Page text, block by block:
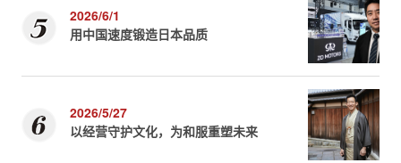
2026/6/1
用中国速度锻造日本品质
2026/5/27
以经营守护文化，为和服重塑未来